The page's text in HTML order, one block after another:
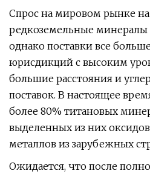
Спрос на мировом рынке
редкоземельные минералы
однако поставки все
юрисдикций с высоким
большие расстояния и
поставок. В настоящее
более 80% титановых
выделенных из них
металлов из зарубежных
Ожидается, что после